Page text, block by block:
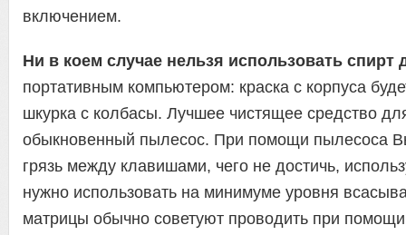
включением.
Ни в коем случае нельзя использовать спирт
портативным компьютером: краска с корпуса
шкурка с колбасы. Лучшее чистящее средство
обыкновенный пылесос. При помощи пылесоса
грязь между клавишами, чего не достичь,
нужно использовать на минимуме уровня
матрицы обычно советуют проводить при